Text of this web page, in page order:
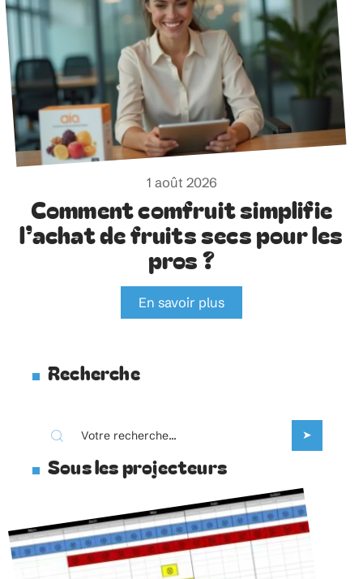
1 août 2026
Comment comfruit simplifie
l’achat de fruits secs pour les
pros ?
En savoir plus
Recherche
Sous les projecteurs